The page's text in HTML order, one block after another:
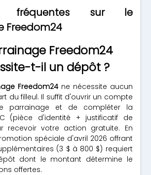
fréquentes sur le
Freedom24
Freedom24
t-il un dépôt ?
Freedom24 ne nécessite aucun
du filleul. Il suffit d'ouvrir un compte
parrainage et de compléter la
(pièce d'identité + justificatif de
recevoir votre action gratuite. En
spéciale d'avril 2026 offrant
(3 $ à 800 $) requiert
dont le montant détermine le
offertes.